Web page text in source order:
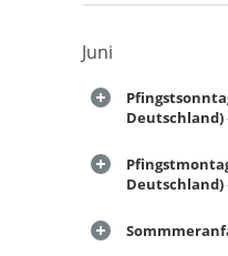
Juni
Deutschland)
Deutschland)